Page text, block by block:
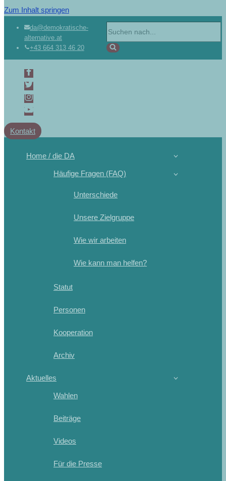
Zum Inhalt springen
da@demokratische-
alternative.at
+43 664 313 46 20
Kontakt
Home / die DA
Häufige Fragen (FAQ)
Unterschiede
Unsere Zielgruppe
Wie wir arbeiten
Wie kann man helfen?
Statut
Personen
Kooperation
Archiv
Aktuelles
Wahlen
Beiträge
Videos
Für die Presse